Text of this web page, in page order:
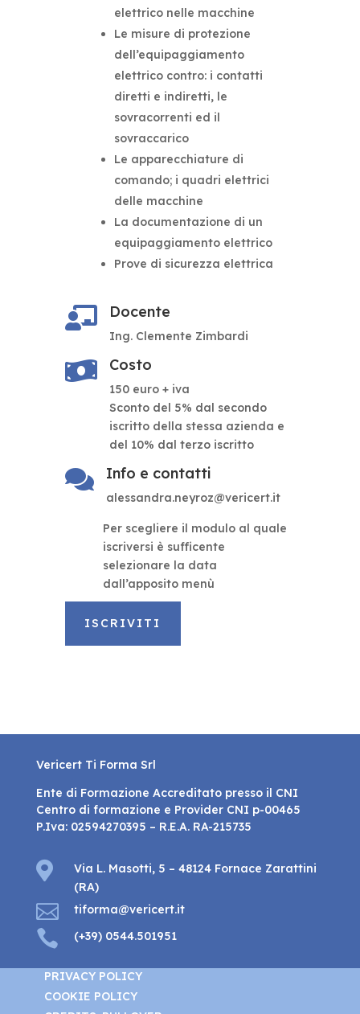
elettrico nelle macchine
Le misure di protezione
dell’equipaggiamento
elettrico contro: i contatti
diretti e indiretti, le
sovracorrenti ed il
sovraccarico
Le apparecchiature di
comando; i quadri elettrici
delle macchine
La documentazione di un
equipaggiamento elettrico
Prove di sicurezza elettrica
 Docente
Ing. Clemente Zimbardi
 Costo
150 euro + iva
Sconto del 5% dal secondo
iscritto della stessa azienda e
del 10% dal terzo iscritto
 Info e contatti
alessandra.neyroz@vericert.it
Per scegliere il modulo al quale
iscriversi è sufficente
selezionare la data
dall’apposito menù
ISCRIVITI
Vericert Ti Forma Srl
Ente di Formazione Accreditato presso il CNI
Centro di formazione e Provider CNI p-00465
P.Iva: 02594270395 – R.E.A. RA-215735

Via L. Masotti, 5 – 48124 Fornace Zarattini
(RA)
 tiforma@vericert.it
 (+39) 0544.501951
PRIVACY POLICY
COOKIE POLICY